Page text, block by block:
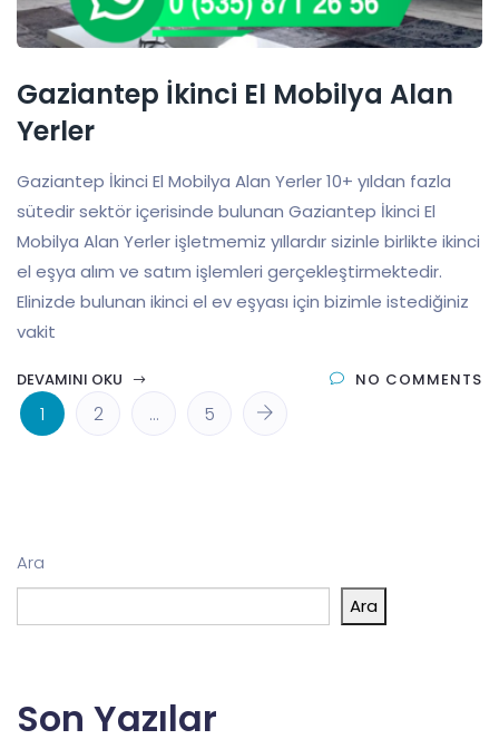
Gaziantep İkinci El Mobilya Alan
Yerler
Gaziantep İkinci El Mobilya Alan Yerler 10+ yıldan fazla
sütedir sektör içerisinde bulunan Gaziantep İkinci El
Mobilya Alan Yerler işletmemiz yıllardır sizinle birlikte ikinci
el eşya alım ve satım işlemleri gerçekleştirmektedir.
Elinizde bulunan ikinci el ev eşyası için bizimle istediğiniz
vakit
DEVAMINI OKU NO COMMENTS
1 2 … 5
Ara
Ara
Son Yazılar